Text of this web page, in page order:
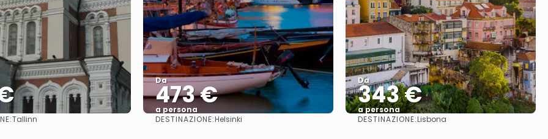
Vedere
Tallinn
Da
473 €
a persona
Vedere
DESTINAZIONE:Helsinki
Da
343 €
a persona
Vedere
DESTINAZIONE:Lisbona